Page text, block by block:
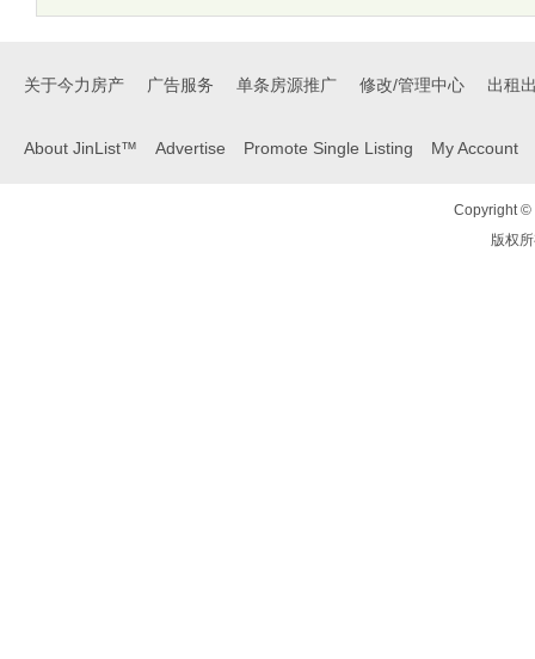
关于今力房产 广告服务 单条房源推广 修改/管理中心 出租
About JinList™ Advertise Promote Single Listing My Account
Copyright ©
版权